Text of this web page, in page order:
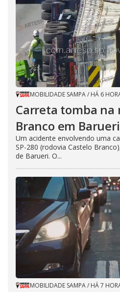
MOBILIDADE SAMPA/ HÁ 6
Carreta tomba na
Branco em Barueri
Um acidente envolvendo uma
SP-280 (rodovia Castelo
de Barueri. O...
MOBILIDADE SAMPA/ HÁ 7